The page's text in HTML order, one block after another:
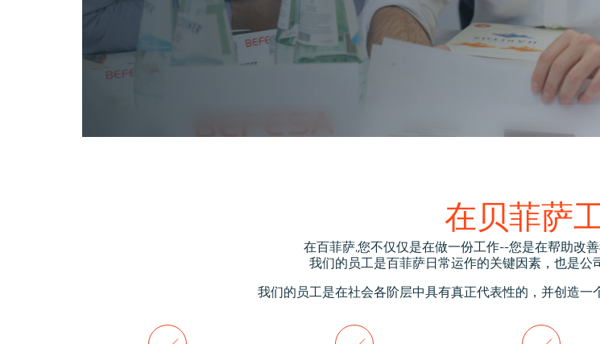
在贝菲萨
在百菲萨,您不仅仅是在做一份工作--您是在帮助改
我们的员工是百菲萨日常运作的关键因素，也是公
我们的员工是在社会各阶层中具有真正代表性的，并创造一